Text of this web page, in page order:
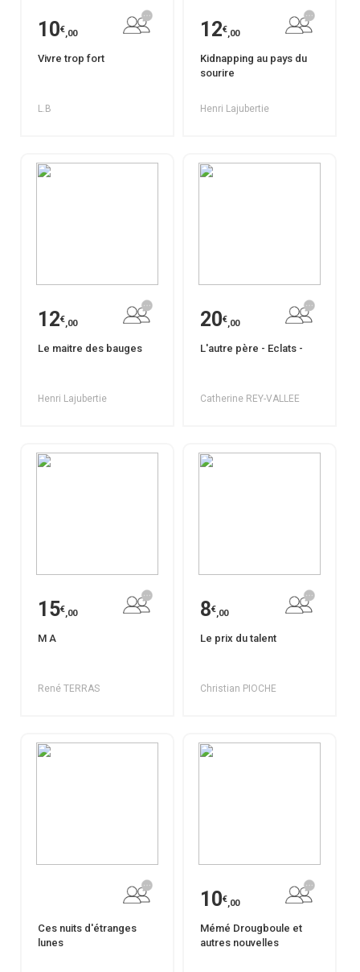
10€,00
Vivre trop fort
L.B
12€,00
Kidnapping au pays du
sourire
Henri Lajubertie
12€,00
Le maitre des bauges
Henri Lajubertie
20€,00
L'autre père - Eclats -
Catherine REY-VALLEE
15€,00
M A
René TERRAS
8€,00
Le prix du talent
Christian PIOCHE
Ces nuits d'étranges
lunes
10€,00
Mémé Drougboule et
autres nouvelles